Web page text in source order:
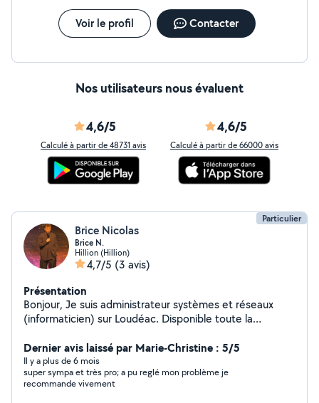
Voir le profil Contacter
Nos utilisateurs nous évaluent
4,6/5
Calculé à partir de 48731 avis
4,6/5
Calculé à partir de 66000 avis
Particulier
Brice Nicolas
Brice N.
Hillion (Hillion)
4,7/5 (3 avis)
Présentation
Bonjour, Je suis administrateur systèmes et réseaux
(informaticien) sur Loudéac. Disponible toute la
Saint-Brieuc.
Dernier avis laissé par Marie-Christine : 5/5
Il y a plus de 6 mois
super sympa et très pro; a pu reglé mon problème je
recommande vivement